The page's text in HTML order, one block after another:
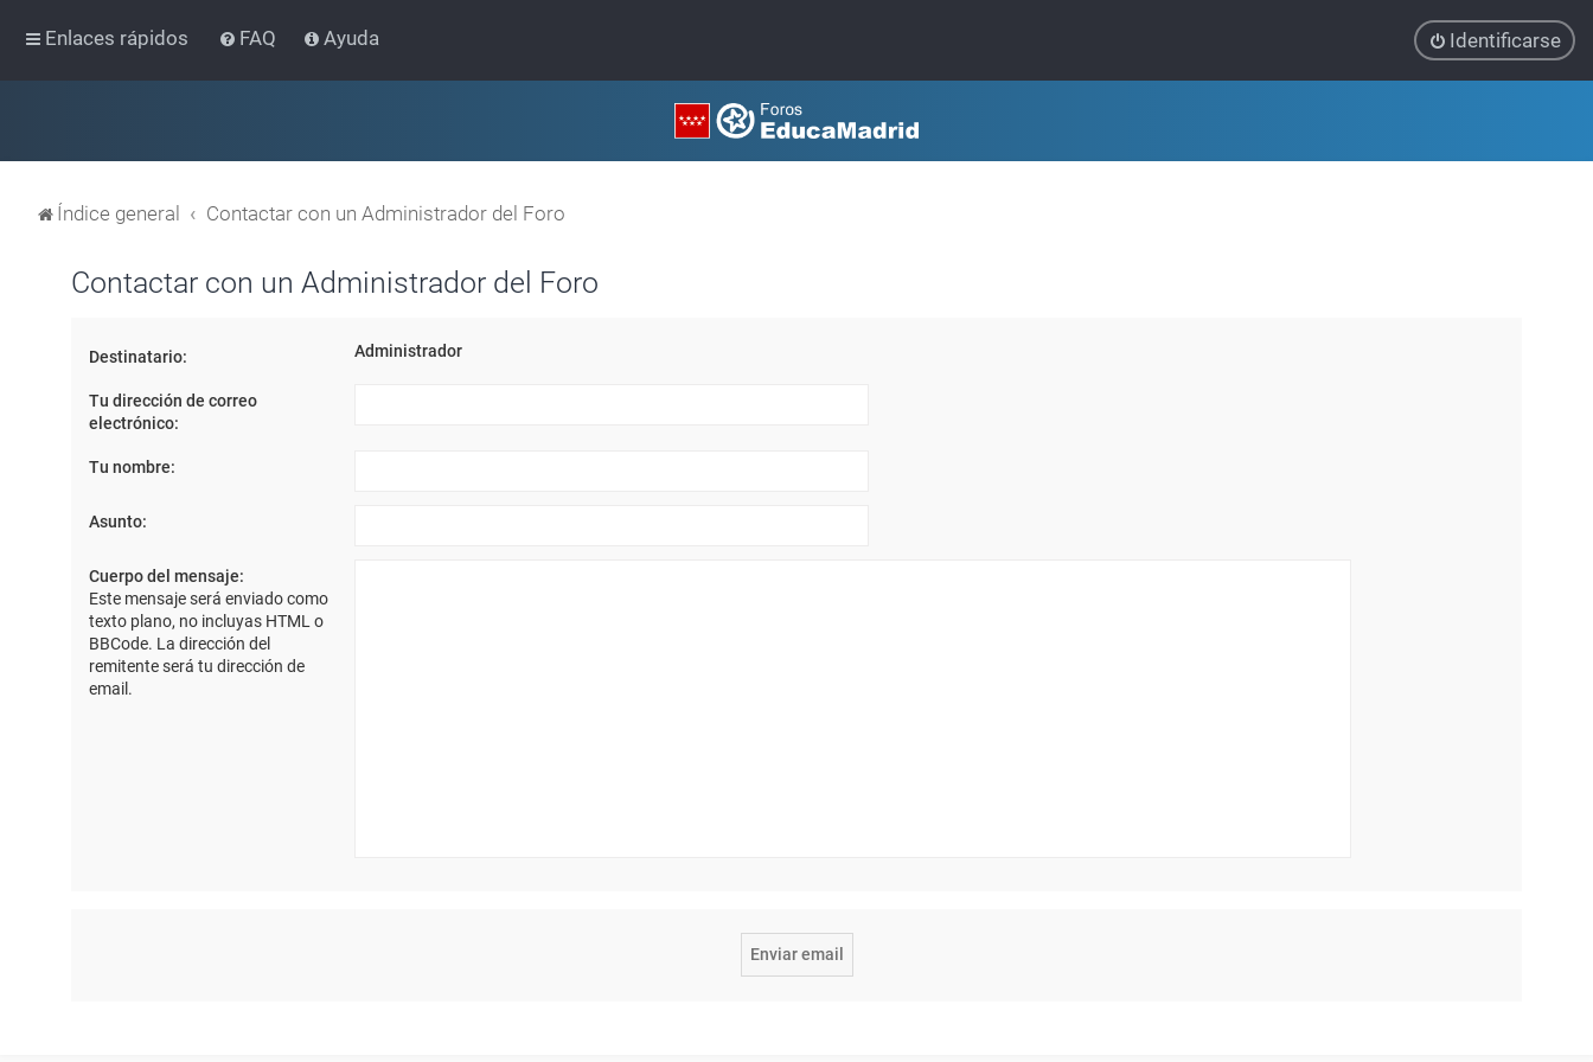
Enlaces rápidos FAQ Ayuda Identificarse
Índice general Contactar con un Administrador del Foro
Contactar con un Administrador del Foro
Destinatario: Administrador
Tu dirección de correo
electrónico:
Tu nombre:
Asunto:
Cuerpo del mensaje:
Este mensaje será enviado como
texto plano, no incluyas HTML o
BBCode. La dirección del
remitente será tu dirección de
email.